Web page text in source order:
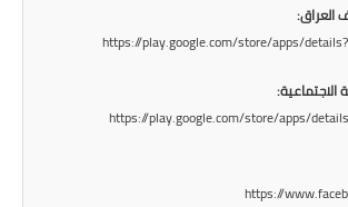
اخبار وقرارات وزارة التعليم
استمارة القبول المركزي
العراق:
https://play.google.com/store/apps/
الاجتماعية:
https://play.google.com/store/apps/
https://